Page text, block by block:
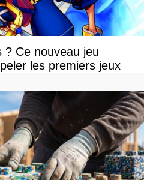
? Ce nouveau jeu
les premiers jeux